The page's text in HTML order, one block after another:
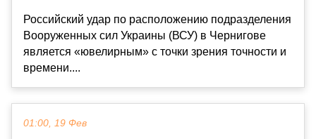
Российский удар по расположению подразделения
Вооруженных сил Украины (ВСУ) в Чернигове
является «ювелирным» с точки зрения точности и
времени....
01:00, 19 Фев